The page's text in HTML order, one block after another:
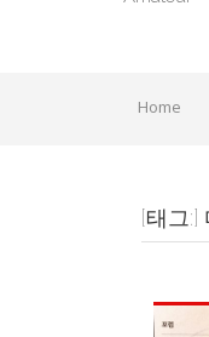
Home
[태그:]